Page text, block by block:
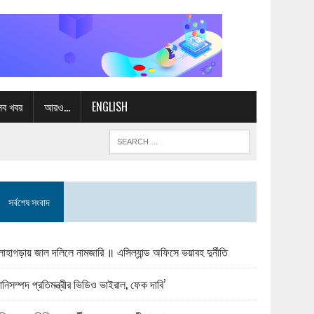
খবর আরও… ENGLISH
সর্বশেষ সংবাদ
জাল দলিলে নামজারি ॥ এসিল্যান্ড অফিসে ভয়াবহ দুর্নীতি
প্রতিমন্ত্রীর ভিডিও ভাইরাল, ফেক দাবি’